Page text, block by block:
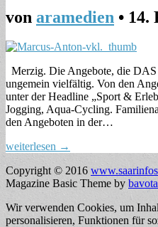
von aramedien • 14.
Merzig. Die Angebote, die
ungemein vielfältig. Von den
unter der Headline „Sport &
Jogging, Aqua-Cycling.
den Angeboten in der…
weiterlesen →
Copyright © 2016
Magazine Basic Theme by
Wir verwenden Cookies, um
personalisieren, Funktionen für